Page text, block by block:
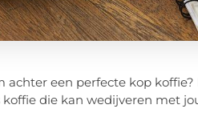
achter een perfecte kop
die kan wedijveren met